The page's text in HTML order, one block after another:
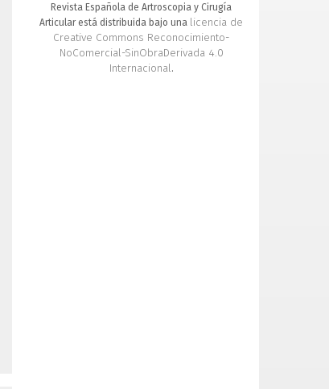
Revista Española de Artroscopia y Cirugía
Articular está distribuida bajo una licencia de
Creative Commons Reconocimiento-
NoComercial-SinObraDerivada 4.0
Internacional.